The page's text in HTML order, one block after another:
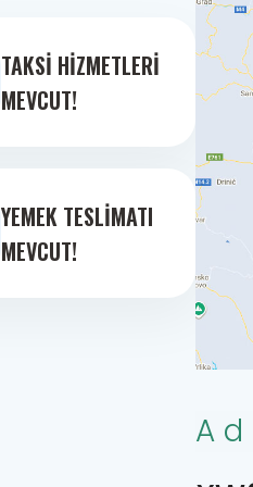
TAKSI HIZMETLERI
MEVCUT!
YEMEK TESLIMATI
MEVCUT!